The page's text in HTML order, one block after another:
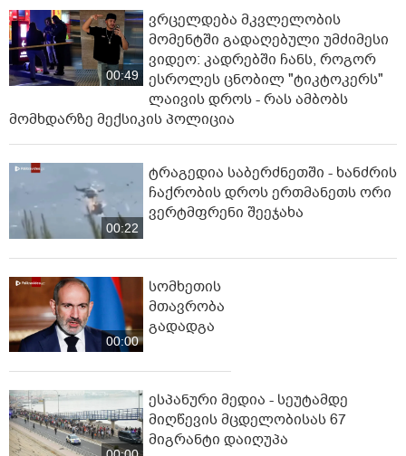
00:49
ვრცელდება მკვლელობის
მომენტში გადაღებული უმძიმესი
ვიდეო: კადრებში ჩანს, როგორ
ესროლეს ცნობილ "ტიკტოკერს"
ლაივის დროს - რას ამბობს
მომხდარზე მექსიკის პოლიცია
00:22
ტრაგედია საბერძნეთში - ხანძრის
ჩაქრობის დროს ერთმანეთს ორი
ვერტმფრენი შეეჯახა
00:00
სომხეთის
მთავრობა
გადადგა
ესპანური მედია - სეუტამდე
მიღწევის მცდელობისას 67
მიგრანტი დაიღუპა